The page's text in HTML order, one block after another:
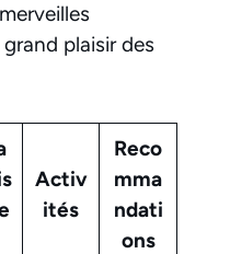
plaisir des
Activ
ités
Reco
mma
ndati
ons